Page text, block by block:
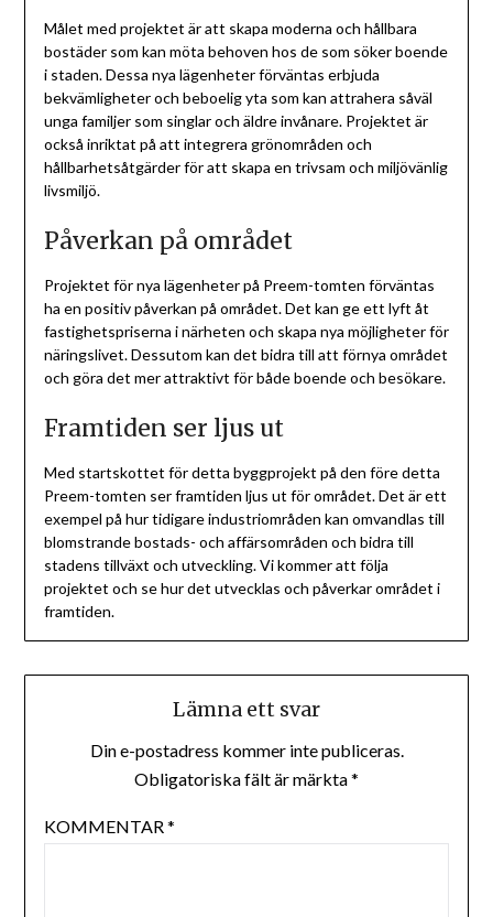
Målet med projektet är att skapa moderna och hållbara
bostäder som kan möta behoven hos de som söker boende
i staden. Dessa nya lägenheter förväntas erbjuda
bekvämligheter och beboelig yta som kan attrahera såväl
unga familjer som singlar och äldre invånare. Projektet är
också inriktat på att integrera grönområden och
hållbarhetsåtgärder för att skapa en trivsam och miljövänlig
livsmiljö.
Påverkan på området
Projektet för nya lägenheter på Preem-tomten förväntas
ha en positiv påverkan på området. Det kan ge ett lyft åt
fastighetspriserna i närheten och skapa nya möjligheter för
näringslivet. Dessutom kan det bidra till att förnya området
och göra det mer attraktivt för både boende och besökare.
Framtiden ser ljus ut
Med startskottet för detta byggprojekt på den före detta
Preem-tomten ser framtiden ljus ut för området. Det är ett
exempel på hur tidigare industriområden kan omvandlas till
blomstrande bostads- och affärsområden och bidra till
stadens tillväxt och utveckling. Vi kommer att följa
projektet och se hur det utvecklas och påverkar området i
framtiden.
Lämna ett svar
Din e-postadress kommer inte publiceras.
Obligatoriska fält är märkta*
KOMMENTAR*